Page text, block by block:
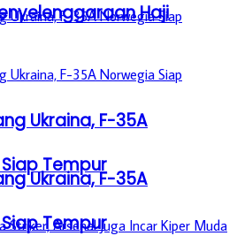
Ukraina, F-35A
Tempur
Haji
Ukraina, F-35A
Tempur